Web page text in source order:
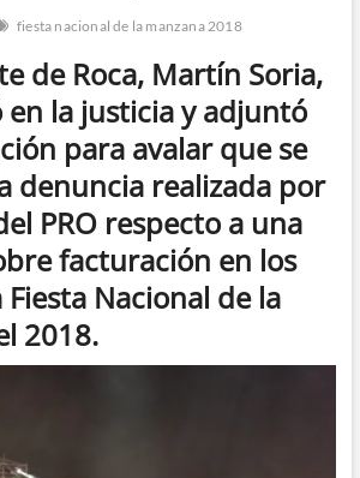
n
ú
fiesta nacional de la manzana 2018
de Roca, Martín Soria,
en la justicia y adjuntó
para avalar que se
denuncia realizada por
PRO respecto a una
facturación en los
Fiesta Nacional de la
2018.